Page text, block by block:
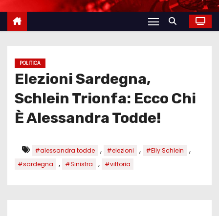
POLITICA
Elezioni Sardegna,
Schlein Trionfa: Ecco Chi
È Alessandra Todde!
#alessandra todde , #elezioni , #Elly Schlein ,
#sardegna , #Sinistra , #vittoria